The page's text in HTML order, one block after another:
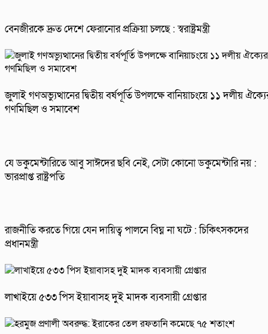
বেনজীরকে দ্রুত দেশে ফেরানোর প্রক্রিয়া চলছে : স্বরাষ্ট্রমন্ত্রী
জুলাই গণঅভ্যুত্থানের দ্বিতীয় বর্ষপূর্তি উপলক্ষে বানিয়াচংয়ে ১১ দলীয়
গণমিছিল ও সমাবেশ
যে ডকুমেন্টারিতে আবু সাঈদের ছবি নেই, সেটা কোনো ডকুমেন্টারি নয় :
ভারপ্রাপ্ত রাষ্ট্রপতি
রাজনীতি করতে গিয়ে যেন দায়িত্ব পালনে বিঘ্ন না ঘটে : চিকিৎসকদের
প্রধানমন্ত্রী
লাখাইয়ে ৫৩৩ পিস ইয়াবাসহ দুই মাদক ব্যবসায়ী গ্রেপ্তার